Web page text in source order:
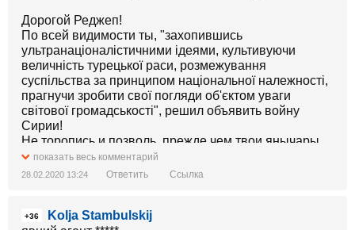
Дорогой Реджеп!
По всей видимости ты, "захопившись
ультранаціоналістичними ідеями, культивуючи
величність турецької раси, розмежування
суспільства за принципом національної належності,
прагнучи зробити свої погляди об'єктом уваги
світової громадськості", решил объявить войну
Сирии!
Не торопись и позволь, прежде чем твои янычары
ринутся в "экономически невыгодный бой", дать
тебе 12 дельных и действенных советов от команды
1. Помни, гибель турецких солдат-это ничто иное как
показать весь комментарий
28.02.2020 13:24 Ответить Ссылка
+36
Kolja Stambulskij